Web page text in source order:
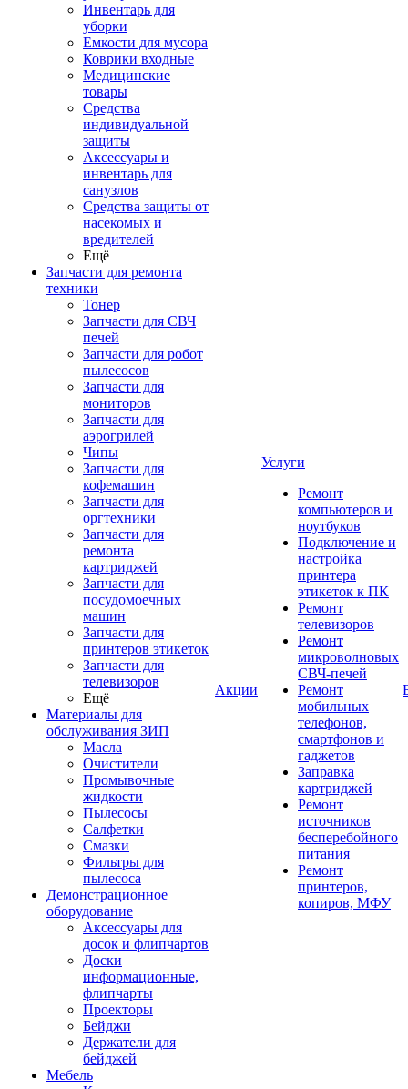
Инвентарь для
уборки
Емкости для мусора
Коврики входные
Медицинские
товары
Средства
индивидуальной
защиты
Аксессуары и
инвентарь для
санузлов
Средства защиты от
насекомых и
вредителей
Ещё
Запчасти для ремонта
техники
Тонер
Запчасти для СВЧ
печей
Запчасти для робот
пылесосов
Запчасти для
мониторов
Запчасти для
аэрогрилей
Чипы
Запчасти для
кофемашин
Запчасти для
оргтехники
Запчасти для
ремонта
картриджей
Запчасти для
посудомоечных
машин
Запчасти для
принтеров этикеток
Запчасти для
телевизоров
Ещё
Материалы для
обслуживания ЗИП
Масла
Очистители
Промывочные
жидкости
Пылесосы
Салфетки
Смазки
Фильтры для
пылесоса
Демонстрационное
оборудование
Аксессуары для
досок и флипчартов
Доски
информационные,
флипчарты
Проекторы
Бейджи
Держатели для
бейджей
Мебель
Акции
Услуги
Ремонт
компьютеров и
ноутбуков
Подключение и
настройка
принтера
этикеток к ПК
Ремонт
телевизоров
Ремонт
микроволновых
СВЧ-печей
Ремонт
мобильных
телефонов,
смартфонов и
гаджетов
Заправка
картриджей
Ремонт
источников
бесперебойного
питания
Ремонт
принтеров,
копиров, МФУ